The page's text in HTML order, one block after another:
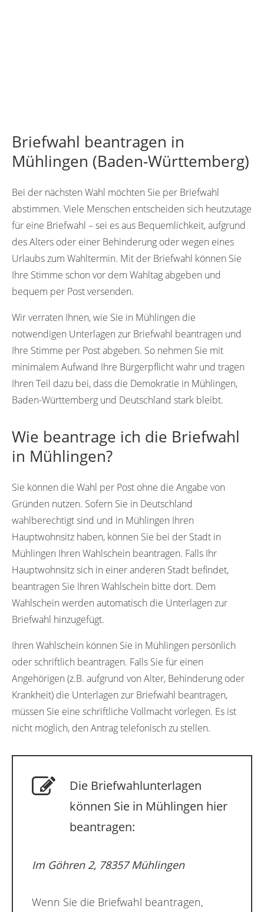
Briefwahl beantragen in
Mühlingen (Baden-Württemberg)
Bei der nächsten Wahl möchten Sie per Briefwahl
abstimmen. Viele Menschen entscheiden sich heutzutage
für eine Briefwahl – sei es aus Bequemlichkeit, aufgrund
des Alters oder einer Behinderung oder wegen eines
Urlaubs zum Wahltermin. Mit der Briefwahl können Sie
Ihre Stimme schon vor dem Wahltag abgeben und
bequem per Post versenden.
Wir verraten Ihnen, wie Sie in Mühlingen die
notwendigen Unterlagen zur Briefwahl beantragen und
Ihre Stimme per Post abgeben. So nehmen Sie mit
minimalem Aufwand Ihre Bürgerpflicht wahr und tragen
Ihren Teil dazu bei, dass die Demokratie in Mühlingen,
Baden-Württemberg und Deutschland stark bleibt.
Wie beantrage ich die Briefwahl
in Mühlingen?
Sie können die Wahl per Post ohne die Angabe von
Gründen nutzen. Sofern Sie in Deutschland
wahlberechtigt sind und in Mühlingen Ihren
Hauptwohnsitz haben, können Sie bei der Stadt in
Mühlingen Ihren Wahlschein beantragen. Falls Ihr
Hauptwohnsitz sich in einer anderen Stadt befindet,
beantragen Sie Ihren Wahlschein bitte dort. Dem
Wahlschein werden automatisch die Unterlagen zur
Briefwahl hinzugefügt.
Ihren Wahlschein können Sie in Mühlingen persönlich
oder schriftlich beantragen. Falls Sie für einen
Angehörigen (z.B. aufgrund von Alter, Behinderung oder
Krankheit) die Unterlagen zur Briefwahl beantragen,
müssen Sie eine schriftliche Vollmacht vorlegen. Es ist
nicht möglich, den Antrag telefonisch zu stellen.
Die Briefwahlunterlagen
können Sie in Mühlingen hier
beantragen:
Im Göhren 2, 78357 Mühlingen
Wenn Sie die Briefwahl beantragen,